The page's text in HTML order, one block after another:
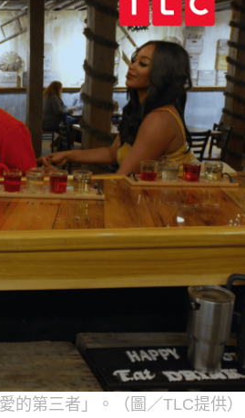
的第三者」。（圖／TLC提供）